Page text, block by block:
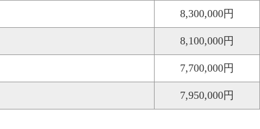
8,300,000円
8,100,000円
7,700,000円
7,950,000円